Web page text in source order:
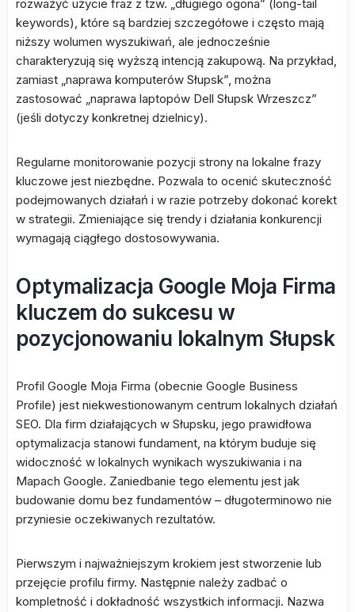
rozważyć użycie fraz z tzw. „długiego ogona” (long-tail
keywords), które są bardziej szczegółowe i często mają
niższy wolumen wyszukiwań, ale jednocześnie
charakteryzują się wyższą intencją zakupową. Na przykład,
zamiast „naprawa komputerów Słupsk”, można
zastosować „naprawa laptopów Dell Słupsk Wrzeszcz”
(jeśli dotyczy konkretnej dzielnicy).
Regularne monitorowanie pozycji strony na lokalne frazy
kluczowe jest niezbędne. Pozwala to ocenić skuteczność
podejmowanych działań i w razie potrzeby dokonać korekt
w strategii. Zmieniające się trendy i działania konkurencji
wymagają ciągłego dostosowywania.
Optymalizacja Google Moja Firma
kluczem do sukcesu w
pozycjonowaniu lokalnym Słupsk
Profil Google Moja Firma (obecnie Google Business
Profile) jest niekwestionowanym centrum lokalnych działań
SEO. Dla firm działających w Słupsku, jego prawidłowa
optymalizacja stanowi fundament, na którym buduje się
widoczność w lokalnych wynikach wyszukiwania i na
Mapach Google. Zaniedbanie tego elementu jest jak
budowanie domu bez fundamentów – długoterminowo nie
przyniesie oczekiwanych rezultatów.
Pierwszym i najważniejszym krokiem jest stworzenie lub
przejęcie profilu firmy. Następnie należy zadbać o
kompletność i dokładność wszystkich informacji. Nazwa